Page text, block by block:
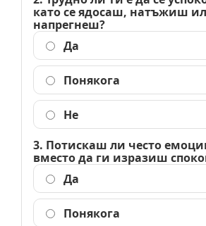
като се ядосаш, натъжиш
напрегнеш?
Да
Понякога
Не
3. Потискаш ли често
вместо да ги изразиш
Да
Понякога